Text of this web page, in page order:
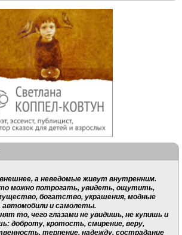
а неведомые живут внутренним.
можно потрогать, увидеть, ощутить,
богатство, украшения, модные
автомобили и самолеты.
то, чего глазами не увидишь, не купишь и
доброту, кротость, смирение, веру,
терпение, надежду, сострадание